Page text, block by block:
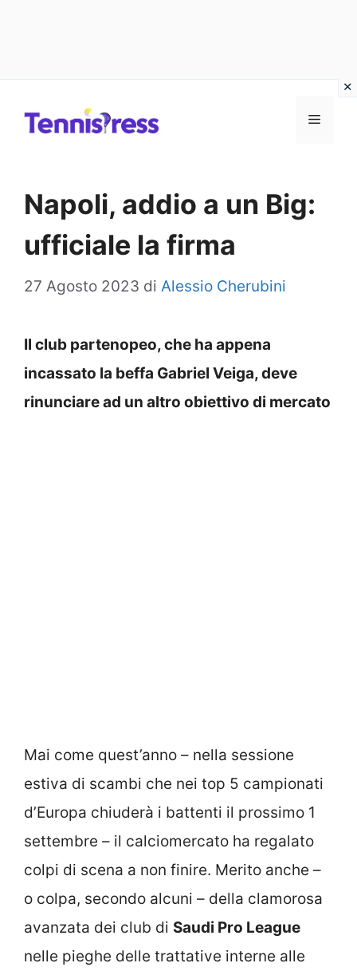
MENU
Napoli, addio a un Big:
ufficiale la firma
27 Agosto 2023 di Alessio Cherubini
Il club partenopeo, che ha appena
incassato la beffa Gabriel Veiga, deve
rinunciare ad un altro obiettivo di mercato
Mai come quest’anno – nella sessione
estiva di scambi che nei top 5 campionati
d’Europa chiuderà i battenti il prossimo 1
settembre – il calciomercato ha regalato
colpi di scena a non finire. Merito anche –
o colpa, secondo alcuni – della clamorosa
avanzata dei club di Saudi Pro League
nelle pieghe delle trattative interne alle